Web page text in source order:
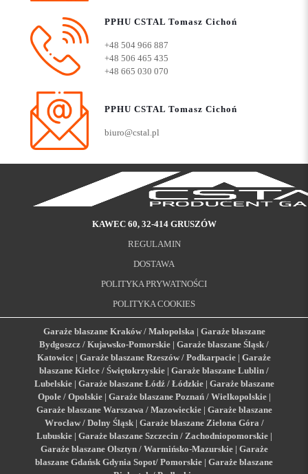
PPHU CSTAL Tomasz Cichoń
+48 504 966 887
+48 506 465 435
+48 665 030 070
PPHU CSTAL Tomasz Cichoń
biuro@cstal.pl
KAWEC 60, 32-414 GRUSZÓW
REGULAMIN
DOSTAWA
POLITYKA PRYWATNOŚCI
POLITYKA COOKIES
Garaże blaszane Kraków / Małopolska | Garaże blaszane
Bydgoszcz / Kujawsko-Pomorskie | Garaże blaszane Śląsk /
Katowice | Garaże blaszane Rzeszów / Podkarpacie | Garaże
blaszane Kielce / Świętokrzyskie | Garaże blaszane Lublin /
Lubelskie| Garaże blaszane Łódź / Łódzkie | Garaże blaszane
Opole / Opolskie| Garaże blaszane Poznań / Wielkopolskie|
Garaże blaszane Warszawa / Mazowieckie| Garaże blaszane
Wrocław / Dolny Śląsk| Garaże blaszane Zielona Góra /
Lubuskie| Garaże blaszane Szczecin / Zachodniopomorskie|
Garaże blaszane Olsztyn / Warmińsko-Mazurskie| Garaże
blaszane Gdańsk Gdynia Sopot/ Pomorskie | Garaże blaszane